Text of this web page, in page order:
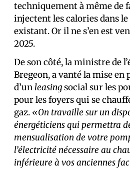
techniquement à même de
injectent les calories dans le
existant. Or il ne s’en est
2025.
De son côté, la ministre de
Bregeon, a vanté la mise en
d’un leasingsocial sur les
pour les foyers qui se
gaz. «On travaille sur un
énergéticiens qui permettra
mensualisation de votre
l’électricité nécessaire au
inférieure à vos anciennes